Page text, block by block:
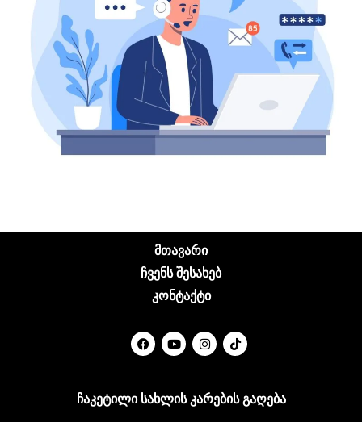
მთავარი
ჩვენს შესახებ
კონტაქტი
ჩაკეტილი სახლის კარების გაღება